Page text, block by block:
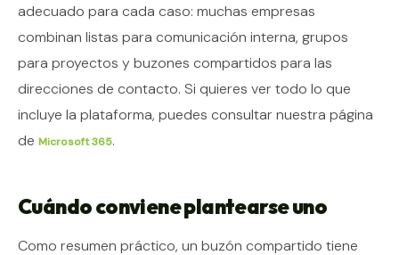
adecuado para cada caso: muchas empresas
combinan listas para comunicación interna, grupos
para proyectos y buzones compartidos para las
direcciones de contacto. Si quieres ver todo lo que
incluye la plataforma, puedes consultar nuestra página
de Microsoft 365.
Cuándo conviene plantearse uno
Como resumen práctico, un buzón compartido tiene